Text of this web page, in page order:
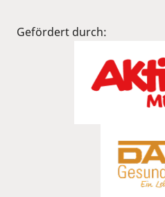
Gefördert durch: